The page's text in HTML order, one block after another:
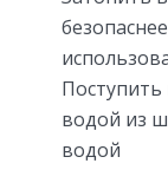
Поступить
водой из
водой